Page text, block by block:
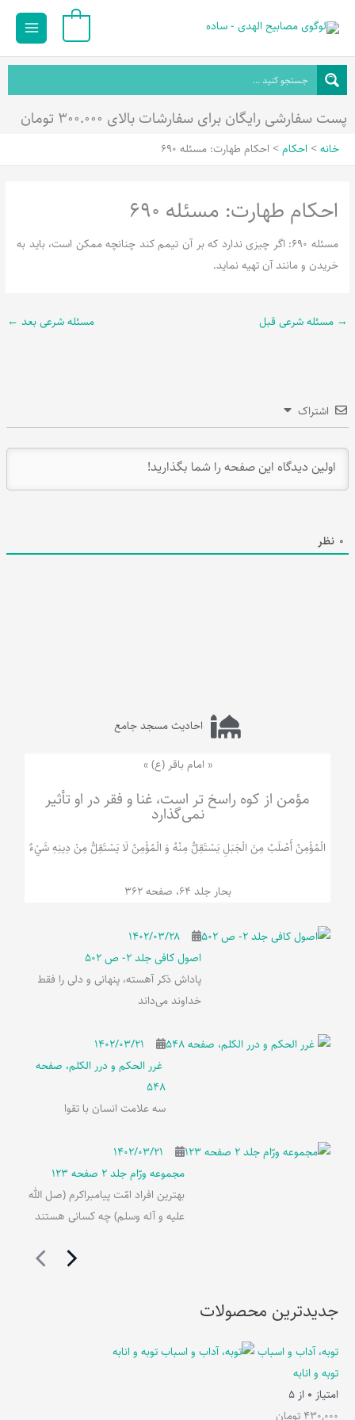
محتوا
Main
پست سفارشی رایگان برای سفارشات بالای ۳۰۰.۰۰۰ تومان
خانه احکام احکام طهارت: مسئله 690
احکام طهارت: مسئله 690
مسئله 690: اگر چیزی ندارد که بر آن تیمم کند چنانچه ممکن است، باید به
خریدن و مانند آن تهیه نماید.
→ مسئله شرعی قبل مسئله شرعی بعد ←
اشتراک
0 نظر
احادیث مسجد جامع
« امام باقر (ع) »
مؤمن از کوه راسخ تر است، غنا و فقر در او تأثیر
نمی‌گذارد
الْمُؤْمِنُ‌ أَصْلَبُ‌ مِنَ‌ الْجَبَلِ‌ یَسْتَقِلُّ مِنْهُ وَ الْمُؤْمِنُ لَا يَسْتَقِلُّ مِنْ دِينِهِ شَيْ‌ءٌ
بحار جلد 64، صفحه 362
۱۴۰۲/۰۳/۲۸
اصول کافی جلد 2- ص 502
پاداش ذکر آهسته، پنهانی و دلی را فقط
خداوند می‌داند
۱۴۰۲/۰۳/۲۱
غرر الحکم و درر الکلم، صفحه
548
سه علامت انسان با تقوا
۱۴۰۲/۰۳/۲۱
مجموعه ورّام جلد 2 صفحه 123
بهترین افراد امّت پیامبراکرم (صل الله
علیه و آله وسلم) چه کسانی هستند
جدیدترین محصولات
توبه، آداب و اسباب
توبه و انابه
امتیاز 0 از 5
430,000 تومان